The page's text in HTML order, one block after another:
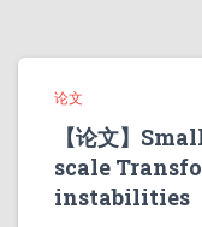
论文
【论文】
scale
instabilities